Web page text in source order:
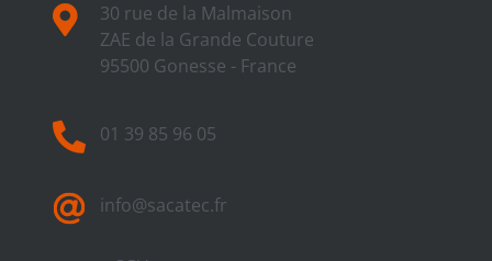
30 rue de la Malmaison
ZAE de la Grande Couture
95500 Gonesse - France
01 39 85 96 05
info@sacatec.fr